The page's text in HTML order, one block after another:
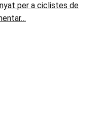
per a ciclistes de